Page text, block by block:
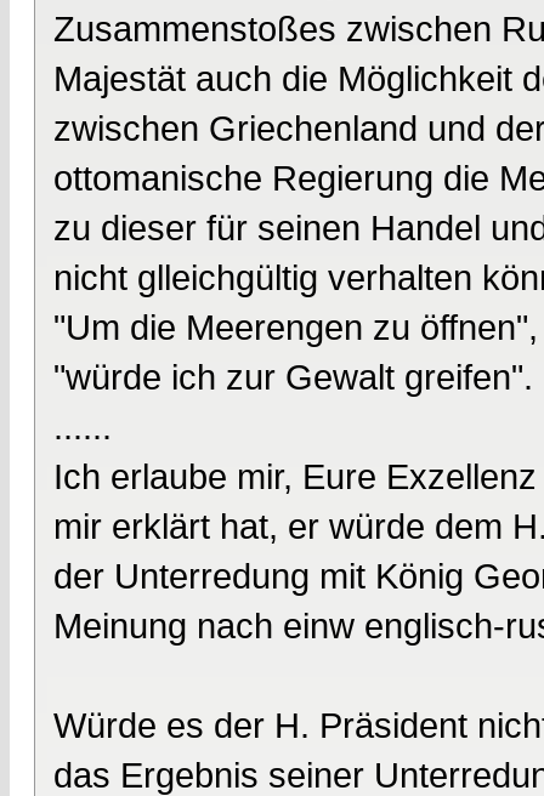
Zusammenstoßes zwischen
Majestät auch die Möglichkeit
zwischen Griechenland und
ottomanische Regierung die
zu dieser für seinen Handel
nicht glleichgültig verhalten
"Um die Meerengen zu
"würde ich zur Gewalt greifen".
......
Ich erlaube mir, Eure
mir erklärt hat, er würde dem
der Unterredung mit König
Meinung nach einw englisch-
Würde es der H. Präsident
das Ergebnis seiner